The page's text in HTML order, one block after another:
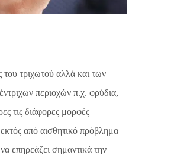
του τριχωτού αλλά και των
περιοχών π.χ. φρύδια,
τις διάφορες μορφές
από αισθητικό πρόβλημα
επηρεάζει σημαντικά την